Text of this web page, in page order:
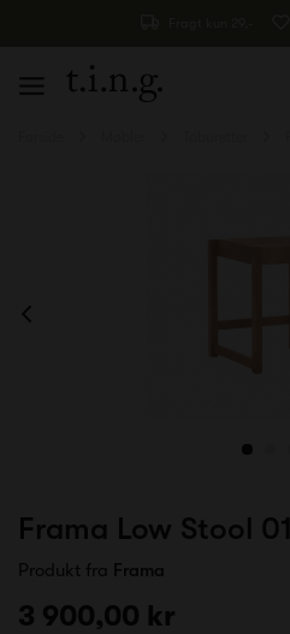
Frama Low Stool 01
Produkt fra Frama
3 900,00 kr